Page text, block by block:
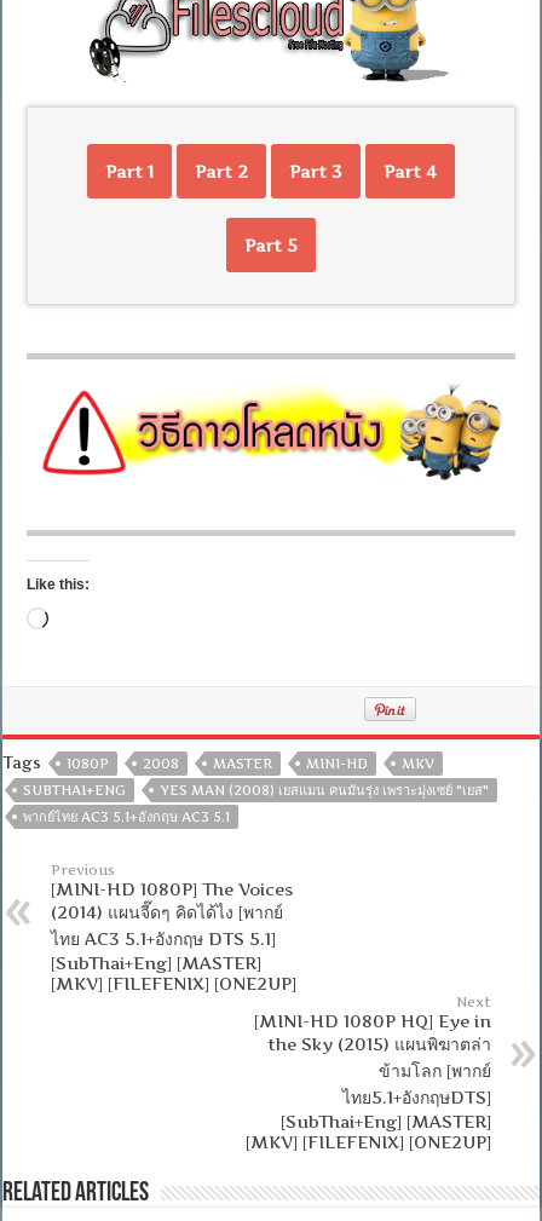
Part 1 Part 2 Part 3 Part 4
Part 5
Like this:
Loading…
Tags 1080P 2008 MASTER MINI-HD
MKV
SUBTHAI+ENG
YES MAN (2008) เยสแมน คนมันรุ่ง เพราะมุ่งเซย์ "เยส"
พากย์ไทย AC3 5.1+อังกฤษ AC3 5.1
Previous
[MINI-HD 1080P] The Voices
(2014) แผนจี๊ดๆ คิดได้ไง [พากย์
ไทย AC3 5.1+อังกฤษ DTS 5.1]
[SubThai+Eng] [MASTER]
[MKV] [FILEFENIX] [ONE2UP]
Next
[MINI-HD 1080P HQ] Eye in
the Sky (2015) แผนพิฆาตล่า
ข้ามโลก [พากย์
ไทย5.1+อังกฤษDTS]
[SubThai+Eng] [MASTER]
[MKV] [FILEFENIX] [ONE2UP]
Related Articles